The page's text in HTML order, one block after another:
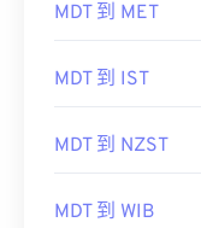
MDT 到 MET
MDT 到 IST
MDT 到 NZST
MDT 到 WIB